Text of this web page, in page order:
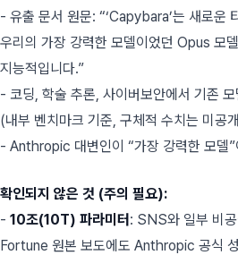
- 유출 문서 원문: “‘Capybara’는 새로운
우리의 가장 강력한 모델이었던 Opus 모
지능적입니다.”
- 코딩, 학술 추론, 사이버보안에서 기존
(내부 벤치마크 기준, 구체적 수치는 미공
- Anthropic 대변인이 “가장 강력한 모델”
확인되지 않은 것 (주의 필요):
- 10조(10T) 파라미터: SNS와 일부 비
Fortune 원본 보도에도 Anthropic 공식